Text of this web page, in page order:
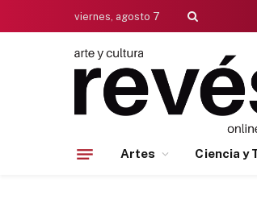
viernes, agosto 7
Artes Ciencia y